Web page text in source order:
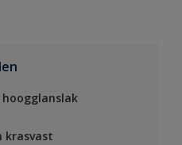
krasvast